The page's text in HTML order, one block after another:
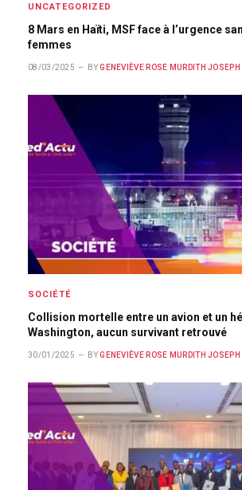
UNCATEGORIZED
8 Mars en Haïti, MSF face à l’urgence
femmes
08/03/2025 BY GENEVIÈVE ROSE MURDITH JOSEPH
SOCIÉTÉ
Collision mortelle entre un avion et un
Washington, aucun survivant retrouvé
30/01/2025 BY GENEVIÈVE ROSE MURDITH JOSEPH